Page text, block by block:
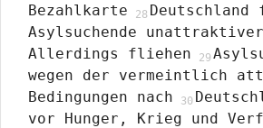
Bezahlkarte
Deutschland
Asylsuchende
Allerdings fliehen
wegen der vermeintlich
Bedingungen nach
vor Hunger, Krieg und